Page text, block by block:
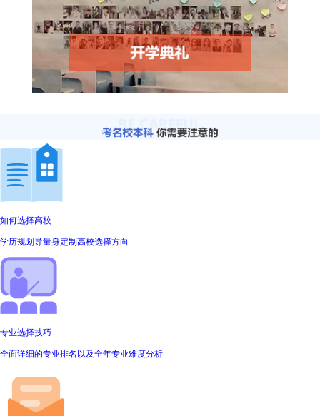
如何选择高校
学历规划导量身定制高校选择方向
专业选择技巧
全面详细的专业排名以及全年专业难度分析